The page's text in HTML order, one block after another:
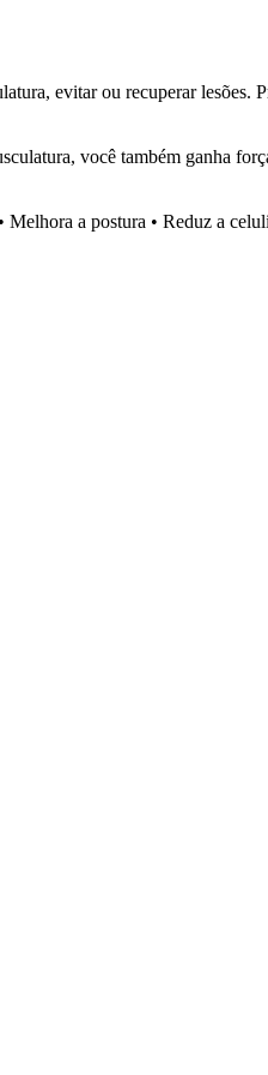
evitar ou recuperar
você também ganha
Melhora a postura • Reduz a